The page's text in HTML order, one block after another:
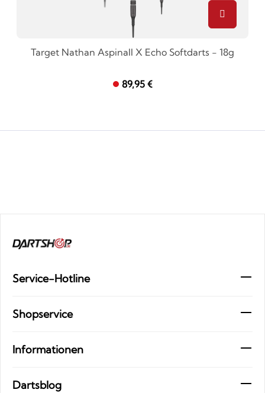
Target Nathan Aspinall X Echo Softdarts - 18g
89,95 €
Service-Hotline
Shopservice
Informationen
Dartsblog